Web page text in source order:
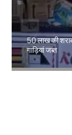
50 लाख की
गाड़ियां जब्त
Amit Lekh